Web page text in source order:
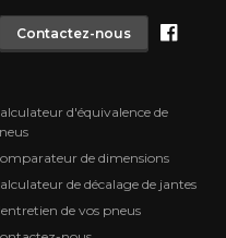
Contactez-nous
d'équivalence de
de dimensions
de décalage de jantes
de vos pneus